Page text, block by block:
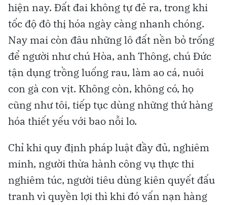
hiện nay. Đất đai không tự đẻ ra, trong khi
tốc độ đô thị hóa ngày càng nhanh chóng.
Nay mai còn đâu những lô đất nền bỏ trống
để người như chú Hòa, anh Thông, chú Đức
tận dụng trồng luống rau, làm ao cá, nuôi
con gà con vịt. Không còn, không có, họ
cũng như tôi, tiếp tục dùng những thứ hàng
hóa thiết yếu với bao nỗi lo.
Chỉ khi quy định pháp luật đầy đủ, nghiêm
minh, người thừa hành công vụ thực thi
nghiêm túc, người tiêu dùng kiên quyết đấu
tranh vì quyền lợi thì khi đó vấn nạn hàng